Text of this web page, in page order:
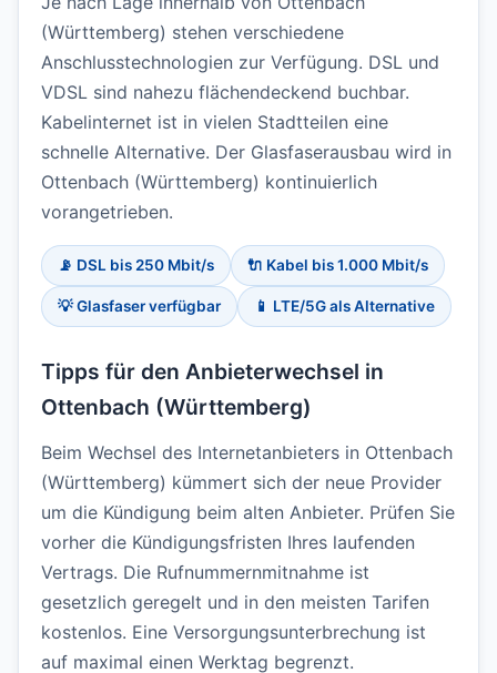
(Württemberg) stehen verschiedene
Anschlusstechnologien zur Verfügung. DSL und
VDSL sind nahezu flächendeckend buchbar.
Kabelinternet ist in vielen Stadtteilen eine
schnelle Alternative. Der Glasfaserausbau wird in
Ottenbach (Württemberg) kontinuierlich
vorangetrieben.
📡 DSL bis 250 Mbit/s 🔌 Kabel bis 1.000 Mbit/s
💡 Glasfaser verfügbar 📱 LTE/5G als Alternative
Tipps für den Anbieterwechsel in
Ottenbach (Württemberg)
Beim Wechsel des Internetanbieters in Ottenbach
(Württemberg) kümmert sich der neue Provider
um die Kündigung beim alten Anbieter. Prüfen Sie
vorher die Kündigungsfristen Ihres laufenden
Vertrags. Die Rufnummernmitnahme ist
gesetzlich geregelt und in den meisten Tarifen
kostenlos. Eine Versorgungsunterbrechung ist
auf maximal einen Werktag begrenzt.